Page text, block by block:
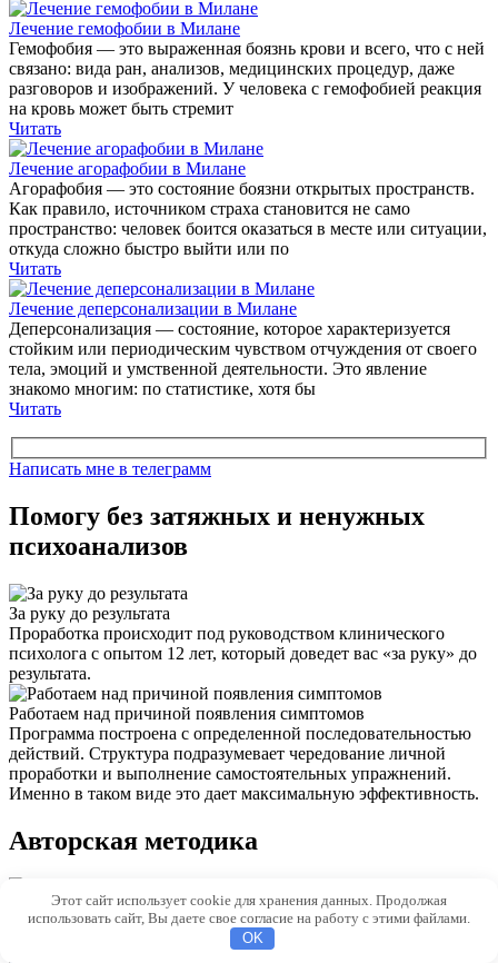
Лечение гемофобии в Милане
Гемофобия — это выраженная боязнь крови и всего, что с ней
связано: вида ран, анализов, медицинских процедур, даже
разговоров и изображений. У человека с гемофобией реакция
на кровь может быть стремит
Читать
Лечение агорафобии в Милане
Агорафобия — это состояние боязни открытых пространств.
Как правило, источником страха становится не само
пространство: человек боится оказаться в месте или ситуации,
откуда сложно быстро выйти или по
Читать
Лечение деперсонализации в Милане
Деперсонализация — состояние, которое характеризуется
стойким или периодическим чувством отчуждения от своего
тела, эмоций и умственной деятельности. Это явление
знакомо многим: по статистике, хотя бы
Читать
Написать мне в телеграмм
Помогу без затяжных и ненужных
психоанализов
За руку до результата
Проработка происходит под руководством клинического
психолога с опытом 12 лет, который доведет вас «за руку» до
результата.
Работаем над причиной появления симптомов
Программа построена с определенной последовательностью
действий. Структура подразумевает чередование личной
проработки и выполнение самостоятельных упражнений.
Именно в таком виде это дает максимальную эффективность.
Авторская методика
Индивидуальная работа онлайн
10 индивидуальных онлайн сессий, продолжительностью
1 час, 2 раза в неделю. Не покидая комфортного для вас места.
Этот сайт использует cookie для хранения данных. Продолжая
использовать сайт, Вы даете свое согласие на работу с этими файлами.
OK